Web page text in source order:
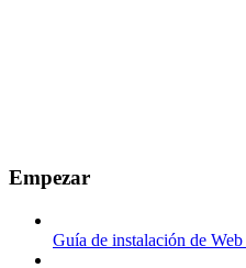
Empezar
Guía de instalación de